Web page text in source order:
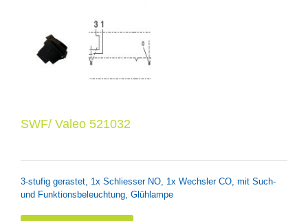
SWF/ Valeo 521032
3-stufig gerastet, 1x Schliesser NO, 1x Wechsler CO, mit Such-
und Funktionsbeleuchtung, Glühlampe